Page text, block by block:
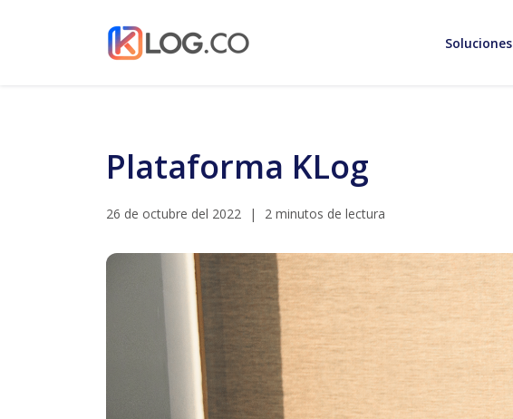
Soluciones
Plataforma KLog
26 de octubre del 2022 | 2 minutos de lectura